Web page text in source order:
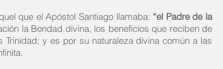
que el Apóstol Santiago llamaba: “el Padre de la
la Bondad divina, los beneficios que reciben de
y es por su naturaleza divina común a las